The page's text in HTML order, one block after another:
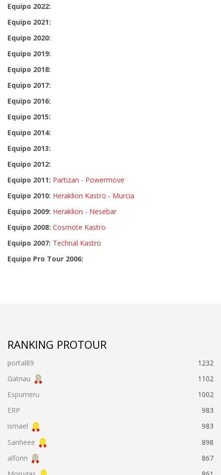
Equipo 2022:
Equipo 2021:
Equipo 2020:
Equipo 2019:
Equipo 2018:
Equipo 2017:
Equipo 2016:
Equipo 2015:
Equipo 2014:
Equipo 2013:
Equipo 2012:
Equipo 2011: Partizan - Powermove
Equipo 2010: Heraklion Kastro - Murcia
Equipo 2009: Heraklion - Nesebar
Equipo 2008: Cosmote Kastro
Equipo 2007: Technal Kastro
Equipo Pro Tour 2006:
RANKING PROTOUR
portal89
1232
Gatnau
1102
Espumeru
1002
ERP
983
ismael
983
Sanheee
898
alfonn
867